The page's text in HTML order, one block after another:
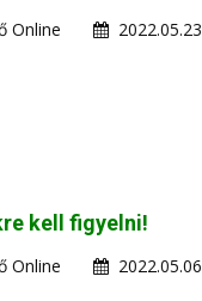
Online
kell figyelni!
Online